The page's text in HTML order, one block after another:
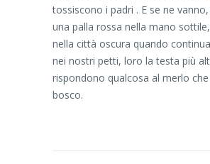
tossiscono i padri . E se ne
una palla rossa nella mano
nella città oscura quando
nei nostri petti, loro la testa più
rispondono qualcosa al merlo
bosco.